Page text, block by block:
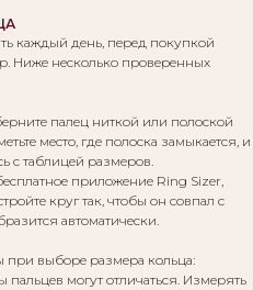
каждый день, перед покупкой
Ниже несколько проверенных
палец ниткой или полоской
место, где полоска замыкается, и
с таблицей размеров.
приложение Ring Sizer,
круг так, чтобы он совпал с
автоматически.
при выборе размера кольца:
могут отличаться. Измерять